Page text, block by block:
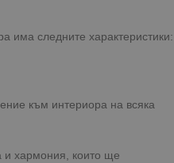
има следните характеристики:
към интериора на всяка
и хармония, които ще